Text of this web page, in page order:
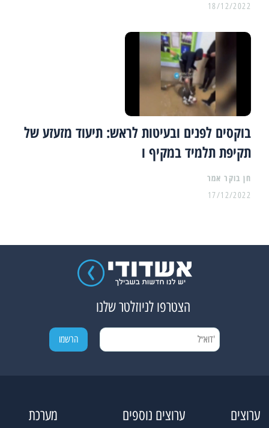
18/12/2022
בוקסים לפנים ובעיטות לראש: תיעוד מזעזע של
תקיפת תלמיד במקיף ו
17/12/2022
הצטרפו לניוזלטר שלנו
ערוצים ערוצים נוספים מערכת